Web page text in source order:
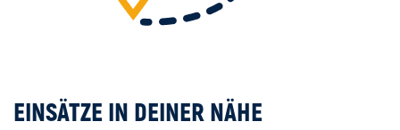
EINSÄTZE IN DEINER NÄHE